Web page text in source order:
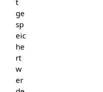
t
ge
sp
eic
he
rt
w
er